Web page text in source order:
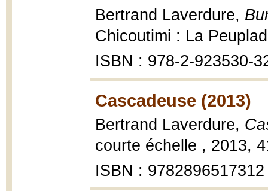
Bertrand Laverdure,
Chicoutimi : La
ISBN : 978-2-923530-
Cascadeuse (2013)
Bertrand Laverdure,
courte échelle , 2013,
ISBN : 9782896517312